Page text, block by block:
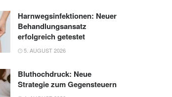
Harnwegsinfektionen: Neuer
Behandlungsansatz
erfolgreich getestet
5. AUGUST 2026
Bluthochdruck: Neue
Strategie zum Gegensteuern